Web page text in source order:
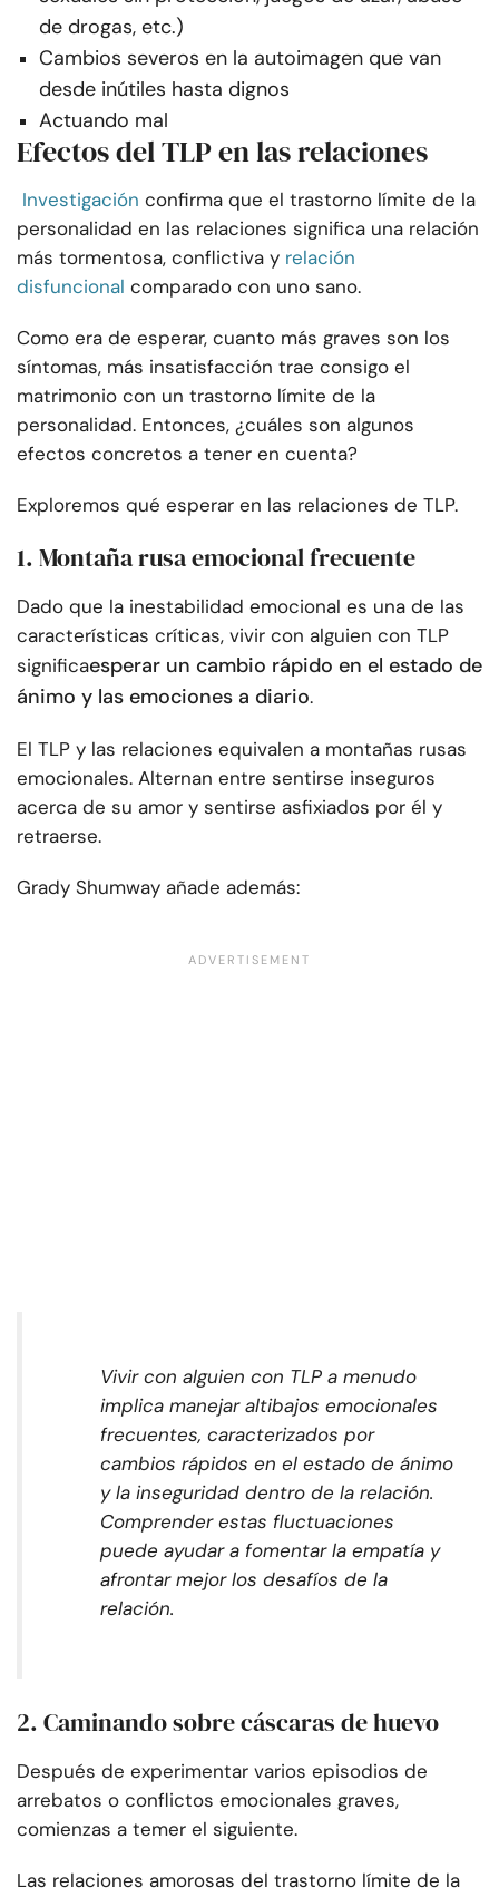
de drogas, etc.)
Cambios severos en la autoimagen que van
desde inútiles hasta dignos
Actuando mal
Efectos del TLP en las relaciones
Investigación confirma que el trastorno límite de la
personalidad en las relaciones significa una relación
más tormentosa, conflictiva y relación
disfuncional comparado con uno sano.
Como era de esperar, cuanto más graves son los
síntomas, más insatisfacción trae consigo el
matrimonio con un trastorno límite de la
personalidad. Entonces, ¿cuáles son algunos
efectos concretos a tener en cuenta?
Exploremos qué esperar en las relaciones de TLP.
1. Montaña rusa emocional frecuente
Dado que la inestabilidad emocional es una de las
características críticas, vivir con alguien con TLP
significaesperar un cambio rápido en el estado de
ánimo y las emociones a diario.
El TLP y las relaciones equivalen a montañas rusas
emocionales. Alternan entre sentirse inseguros
acerca de su amor y sentirse asfixiados por él y
retraerse.
Grady Shumway añade además:
Vivir con alguien con TLP a menudo
implica manejar altibajos emocionales
frecuentes, caracterizados por
cambios rápidos en el estado de ánimo
y la inseguridad dentro de la relación.
Comprender estas fluctuaciones
puede ayudar a fomentar la empatía y
afrontar mejor los desafíos de la
relación.
2. Caminando sobre cáscaras de huevo
Después de experimentar varios episodios de
arrebatos o conflictos emocionales graves,
comienzas a temer el siguiente.
Las relaciones amorosas del trastorno límite de la